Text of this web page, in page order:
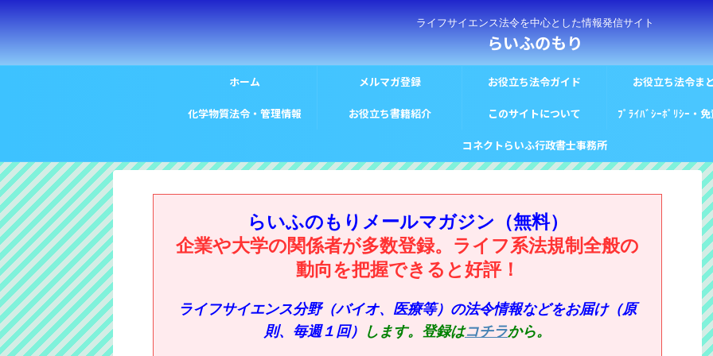
ライフサイエンス法令を中心とした情報発信サイト
らいふのもり
ホーム メルマガ登録 お役立ち法令ガイド お役立ち法令ま
化学物質法令・管理情報 お役立ち書籍紹介 このサイトについて ﾌﾟﾗｲﾊﾞｼｰﾎﾟﾘｼｰ・
コネクトらいふ行政書士事務所
らいふのもりメールマガジン（無料）
企業や大学の関係者が多数登録。ライフ系法規制全般の
動向を把握できると好評！
ライフサイエンス分野（バイオ、医療等）の法令情報などをお届け（原
則、毎週１回）
します。登録はコチラから。